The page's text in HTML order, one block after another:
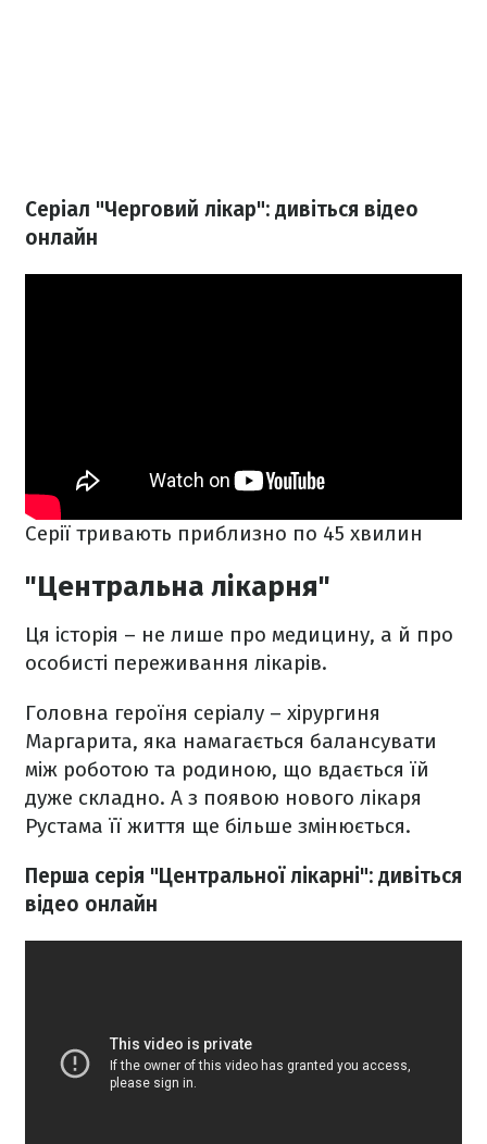
Серіал "Черговий лікар": дивіться відео
онлайн
Серії тривають приблизно по 45 хвилин
"Центральна лікарня"
Ця історія – не лише про медицину, а й про
особисті переживання лікарів.
Головна героїня серіалу – хірургиня
Маргарита, яка намагається балансувати
між роботою та родиною, що вдається їй
дуже складно. А з появою нового лікаря
Рустама її життя ще більше змінюється.
Перша серія "Центральної лікарні": дивіться
відео онлайн